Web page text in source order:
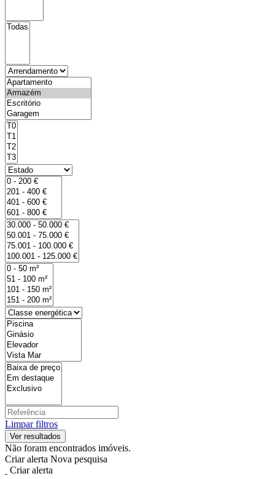
Limpar filtros
Não foram encontrados imóveis.
Criar alerta Nova pesquisa
Criar alerta